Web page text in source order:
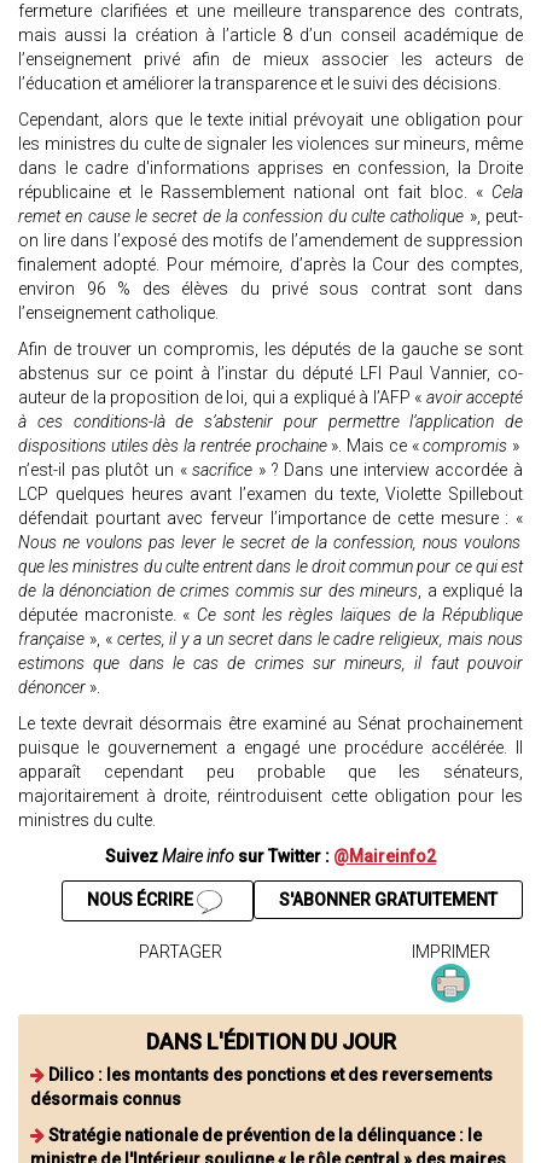
fermeture clarifiées et une meilleure transparence des contrats,
mais aussi la création à l’article 8 d’un conseil académique de
l’enseignement privé afin de mieux associer les acteurs de
l’éducation et améliorer la transparence et le suivi des décisions.
Cependant, alors que le texte initial prévoyait une obligation pour
les ministres du culte de signaler les violences sur mineurs, même
dans le cadre d'informations apprises en confession, la Droite
républicaine et le Rassemblement national ont fait bloc. « Cela
remet en cause le secret de la confession du culte catholique », peut-
on lire dans l’exposé des motifs de l’amendement de suppression
finalement adopté. Pour mémoire, d’après la Cour des comptes,
environ 96 % des élèves du privé sous contrat sont dans
l’enseignement catholique.
Afin de trouver un compromis, les députés de la gauche se sont
abstenus sur ce point à l’instar du député LFI Paul Vannier, co-
auteur de la proposition de loi, qui a expliqué à l’AFP « avoir accepté
à ces conditions-là de s’abstenir pour permettre l’application de
dispositions utiles dès la rentrée prochaine». Mais ce «compromis »
n’est-il pas plutôt un «sacrifice » ? Dans une interview accordée à
LCP quelques heures avant l’examen du texte, Violette Spillebout
défendait pourtant avec ferveur l’importance de cette mesure : «
Nous ne voulons pas lever le secret de la confession, nous voulons
que les ministres du culte entrent dans le droit commun pour ce qui est
de la dénonciation de crimes commis sur des mineurs, a expliqué la
députée macroniste. « Ce sont les règles laïques de la République
française », «certes, il y a un secret dans le cadre religieux, mais nous
estimons que dans le cas de crimes sur mineurs, il faut pouvoir
dénoncer ».
Le texte devrait désormais être examiné au Sénat prochainement
puisque le gouvernement a engagé une procédure accélérée. Il
apparaît cependant peu probable que les sénateurs,
majoritairement à droite, réintroduisent cette obligation pour les
ministres du culte.
SuivezMaire info sur Twitter : @Maireinfo2
S'ABONNER GRATUITEMENT
NOUS ÉCRIRE
PARTAGER IMPRIMER
DANS L'ÉDITION DU JOUR
Dilico : les montants des ponctions et des reversements
désormais connus
Stratégie nationale de prévention de la délinquance : le
ministre de l'Intérieur souligne « le rôle central » des maires